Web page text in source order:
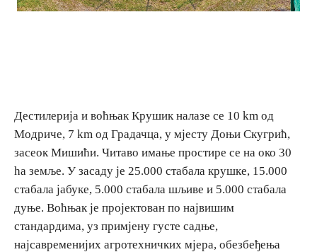
Мапа дестинација
Мултимедија
Фото
Видео
E-Brochure
Дестилерија и воћњак Крушик налазе се 10 km од
Модриче, 7 km од Градачца, у мјесту Доњи Скугрић,
засеок Мишићи. Читаво имање простире се на око 30
ha земље. У засаду је 25.000 стабала крушке, 15.000
стабала јабуке, 5.000 стабала шљиве и 5.000 стабала
дуње. Воћњак је пројектован по највишим
стандардима, уз примјену густе садње,
најсавременијих агротехничких мјера, обезбеђења